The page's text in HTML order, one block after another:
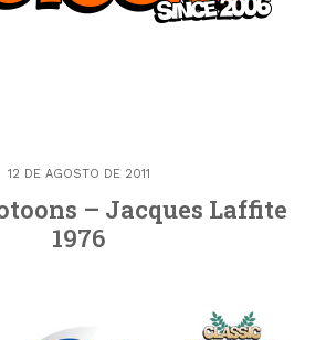
12 DE AGOSTO DE 2011
– Jacques Laffite
1976